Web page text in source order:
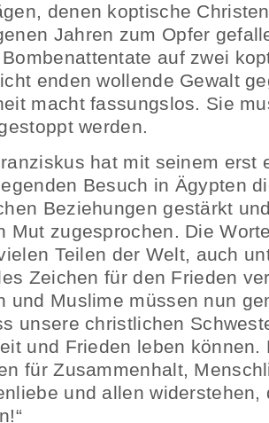
denen koptische
Jahren zum Opfer
auf zwei
enden wollende Gewalt
macht fassungslos. Sie
werden.
hat mit seinem erst
Besuch in Ägypten
Beziehungen gestärkt
Mut zugesprochen. Die
Teilen der Welt, auch
Zeichen für den Frieden
und Muslime müssen nun
unsere christlichen
und Frieden leben
für Zusammenhalt,
und allen widerstehen,